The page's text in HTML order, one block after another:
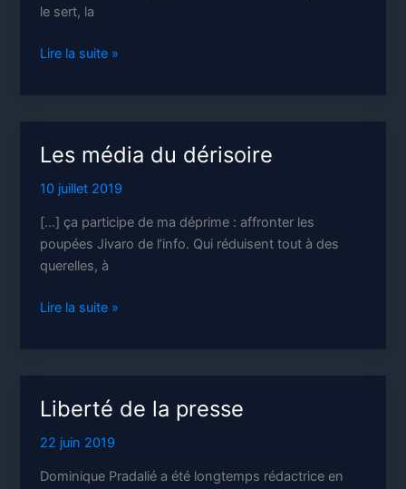
le sert, la
Journalistes
Lire la suite »
Les média du dérisoire
10 juillet 2019
[…] ça participe de ma déprime : affronter les
poupées Jivaro de l’info. Qui réduisent tout à des
querelles, à
Les
Lire la suite »
Liberté de la presse
22 juin 2019
Dominique Pradalié a été longtemps rédactrice en